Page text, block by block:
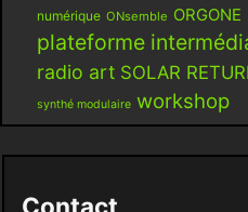
numérique ONsemble ORGONE
plateforme
radio art SOLAR
synthé modulaire workshop
Contact